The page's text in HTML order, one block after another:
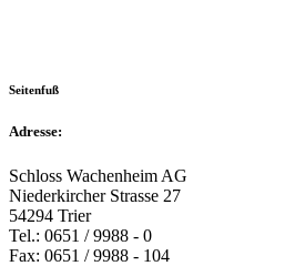
Seitenfuß
Adresse:
Schloss Wachenheim AG
Niederkircher Strasse 27
54294 Trier
Tel.: 0651 / 9988 - 0
Fax: 0651 / 9988 - 104